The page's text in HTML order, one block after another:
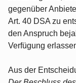
gegenüber
Art. 40 DSA zu
den Anspruch
Verfügung
Aus der